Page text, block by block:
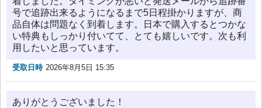
号で追跡出来るようになるまで5日程掛かりますが、商
品自体は問題なく到着します。日本で購入するとつかな
い特典もしっかり付いてて、とても嬉しいです。次も利
用したいと思っています。
受取日時 2026年8月5日 15:35
ありがとうございました！